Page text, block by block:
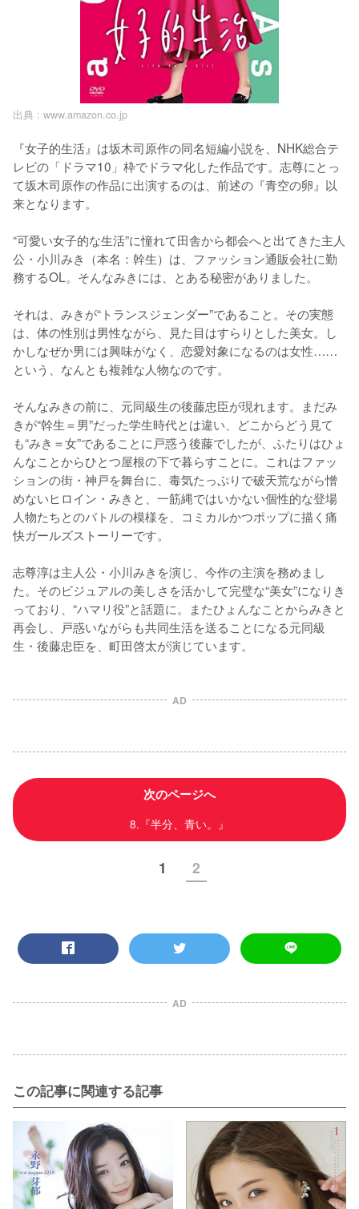
出典 : www.amazon.co.jp
『女子的生活』は坂木司原作の同名短編小説を、NHK総合テ
レビの「ドラマ10」枠でドラマ化した作品です。志尊にとっ
て坂木司原作の作品に出演するのは、前述の『青空の卵』以
来となります。
“可愛い女子的な生活”に憧れて田舎から都会へと出てきた主人
公・小川みき（本名：幹生）は、ファッション通販会社に勤
務するOL。そんなみきには、とある秘密がありました。
それは、みきが“トランスジェンダー”であること。その実態
は、体の性別は男性ながら、見た目はすらりとした美女。し
かしなぜか男には興味がなく、恋愛対象になるのは女性……
という、なんとも複雑な人物なのです。
そんなみきの前に、元同級生の後藤忠臣が現れます。まだみ
きが“幹生＝男”だった学生時代とは違い、どこからどう見て
も“みき＝女”であることに戸惑う後藤でしたが、ふたりはひょ
んなことからひとつ屋根の下で暮らすことに。これはファッ
ションの街・神戸を舞台に、毒気たっぷりで破天荒ながら憎
めないヒロイン・みきと、一筋縄ではいかない個性的な登場
人物たちとのバトルの模様を、コミカルかつポップに描く痛
快ガールズストーリーです。
志尊淳は主人公・小川みきを演じ、今作の主演を務めまし
た。そのビジュアルの美しさを活かして完璧な“美女”になりき
っており、“ハマリ役”と話題に。またひょんなことからみきと
再会し、戸惑いながらも共同生活を送ることになる元同級
AD
次のページへ
8.『半分、青い。』
1 2
AD
この記事に関連する記事